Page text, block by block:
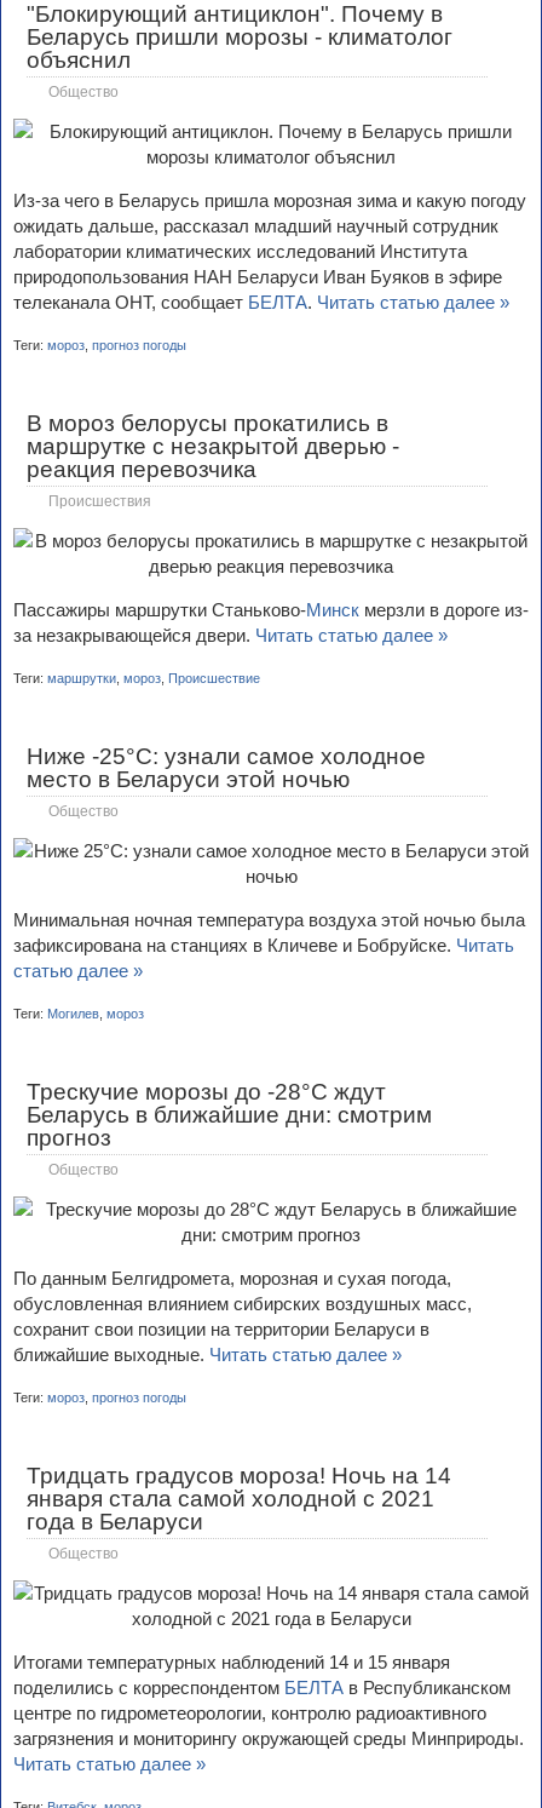
"Блокирующий антициклон". Почему в
Беларусь пришли морозы - климатолог
объяснил
Общество
Из-за чего в Беларусь пришла морозная зима и какую погоду
ожидать дальше, рассказал младший научный сотрудник
лаборатории климатических исследований Института
природопользования НАН Беларуси Иван Буяков в эфире
телеканала ОНТ, сообщает БЕЛТА. Читать статью далее »
Теги: мороз прогноз погоды
В мороз белорусы прокатились в
маршрутке с незакрытой дверью -
реакция перевозчика
Происшествия
Пассажиры маршрутки Станьково-Минск мерзли в дороге из-
за незакрывающейся двери. Читать статью далее »
Теги: маршрутки мороз Происшествие
Ниже -25°С: узнали самое холодное
место в Беларуси этой ночью
Общество
Минимальная ночная температура воздуха этой ночью была
зафиксирована на станциях в Кличеве и Бобруйске. Читать
статью далее »
Теги: Могилев мороз
Трескучие морозы до -28°С ждут
Беларусь в ближайшие дни: смотрим
прогноз
Общество
По данным Белгидромета, морозная и сухая погода,
обусловленная влиянием сибирских воздушных масс,
сохранит свои позиции на территории Беларуси в
ближайшие выходные. Читать статью далее »
Теги: мороз прогноз погоды
Тридцать градусов мороза! Ночь на 14
января стала самой холодной с 2021
года в Беларуси
Общество
Итогами температурных наблюдений 14 и 15 января
поделились с корреспондентом БЕЛТА в Республиканском
центре по гидрометеорологии, контролю радиоактивного
загрязнения и мониторингу окружающей среды Минприроды.
Читать статью далее »